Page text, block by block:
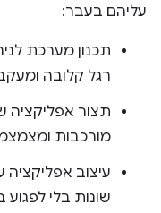
עליהם בעבר:
תכנון מערכת
רגל קלובה
תצור אפליקציה
מורכבות
עיצוב
שונות בלי לפגוע